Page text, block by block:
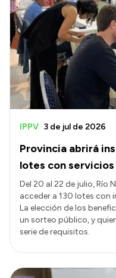
Provincia abrirá
lotes con
IPPV 3 de jul de 2026
Del 20 al 22 de julio, Río
acceder a 130 lotes con
La elección de los
un sorteo público, y
serie de requisitos.